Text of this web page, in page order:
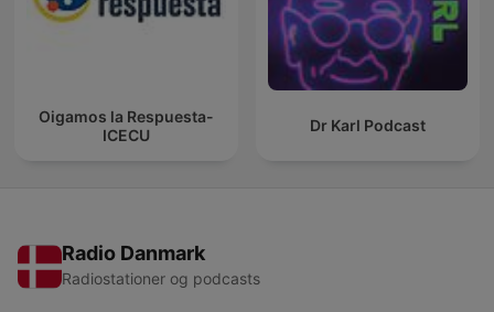
Oigamos la Respuesta-
ICECU
Dr Karl Podcast
Radio Danmark
Radiostationer og podcasts